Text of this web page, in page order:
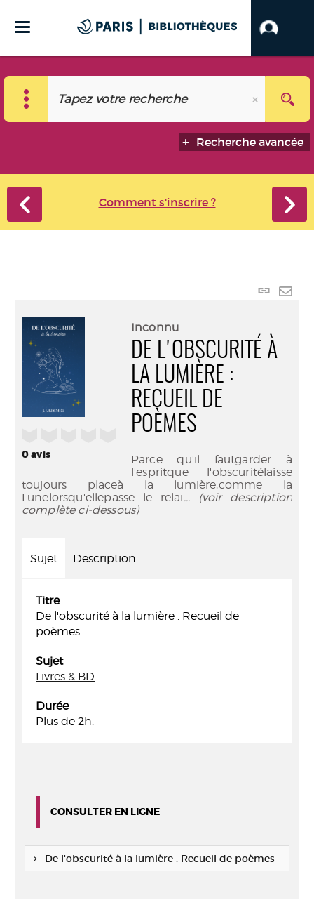
Recherche avancée
Comment s'inscrire ?
Lien
0avis
Inconnu
DE L'OBSCURITÉ À
LA LUMIÈRE :
RECUEIL DE
POÈMES
Parce qu'il fautgarder à
l'espritque l'obscuritélaisse
toujours placeà la lumière,comme la
Lunelorsqu'ellepasse le relai... (voir description
complète ci-dessous)
Sujet Description
Titre
De l'obscurité à la lumière : Recueil de
poèmes
Sujet
Livres & BD
Durée
Plus de 2h.
CONSULTER EN LIGNE
De l'obscurité à la lumière : Recueil de poèmes